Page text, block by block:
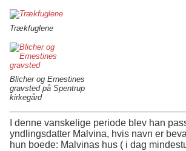
Trækfuglene
Blicher og Ernestines
gravsted på Spentrup
kirkegård
I denne vanskelige periode blev han
yndlingsdatter Malvina, hvis navn er
hun boede: Malvinas hus ( i dag